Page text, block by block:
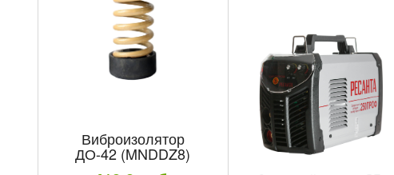
Виброизолятор
ДО-42 (MNDDZ8)
Электроды Монолит
Professional/Exclusive